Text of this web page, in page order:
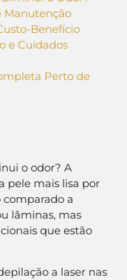
Manutenção
Benefício
e Cuidados
Perto de
o odor? A
pele mais lisa por
a
lâminas, mas
que estão
a laser nas